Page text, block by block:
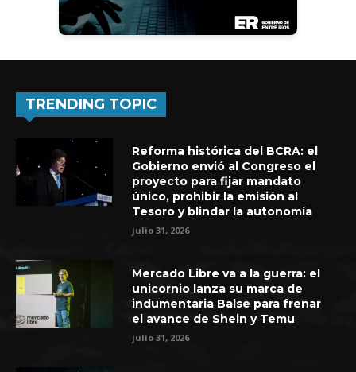
TRENDING TOPIC
Reforma histórica del BCRA: el
Gobierno envió al Congreso el
proyecto para fijar mandato
único, prohibir la emisión al
Tesoro y blindar la autonomía
julio 31, 2026
Mercado Libre va a la guerra: el
unicornio lanza su marca de
indumentaria Balse para frenar
el avance de Shein y Temu
julio 31, 2026